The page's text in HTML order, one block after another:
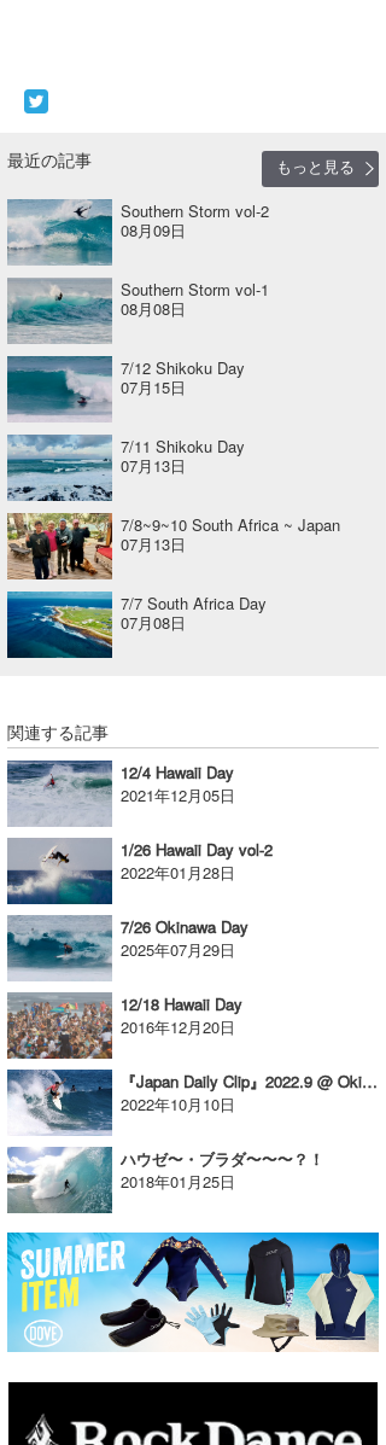
最近の記事
もっと見る
Southern Storm vol-2
08月09日
Southern Storm vol-1
08月08日
7/12 Shikoku Day
07月15日
7/11 Shikoku Day
07月13日
7/8~9~10 South Africa ~ Japan
07月13日
7/7 South Africa Day
07月08日
関連する記事
12/4 Hawaii Day
2021年12月05日
1/26 Hawaii Day vol-2
2022年01月28日
7/26 Okinawa Day
2025年07月29日
12/18 Hawaii Day
2016年12月20日
『Japan Daily Clip』2022.9 @ Okinawa / vol.4
2022年10月10日
ハウゼ〜・ブラダ〜〜〜？！
2018年01月25日